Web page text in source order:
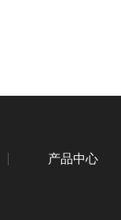
产品中心